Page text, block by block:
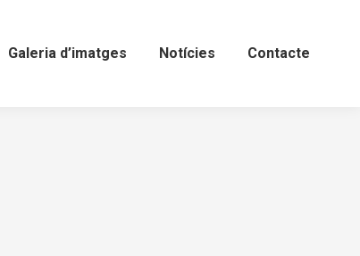
Galeria d’imatges Notícies Contacte